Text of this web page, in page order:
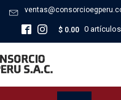
$ 0.00 0 artículos